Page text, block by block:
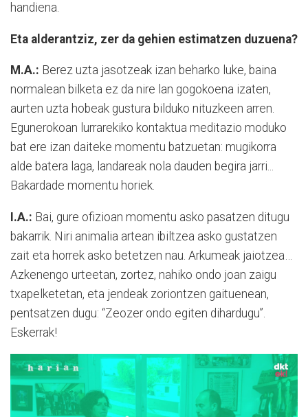
handiena.
Eta alderantziz, zer da gehien estimatzen duzuena?
M.A.: Berez uzta jasotzeak izan beharko luke, baina
normalean bilketa ez da nire lan gogokoena izaten,
aurten uzta hobeak gustura bilduko nituzkeen arren.
Egunerokoan lurrarekiko kontaktua meditazio moduko
bat ere izan daiteke momentu batzuetan: mugikorra
alde batera laga, landareak nola dauden begira jarri...
Bakardade momentu horiek.
I.A.: Bai, gure ofizioan momentu asko pasatzen ditugu
bakarrik. Niri animalia artean ibiltzea asko gustatzen
zait eta horrek asko betetzen nau. Arkumeak jaiotzea…
Azkenengo urteetan, zortez, nahiko ondo joan zaigu
txapelketetan, eta jendeak zoriontzen gaituenean,
pentsatzen dugu: “Zeozer ondo egiten dihardugu”.
Eskerrak!